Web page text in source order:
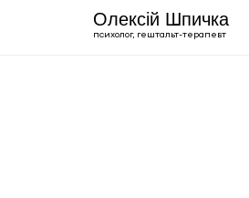
Олексій Шпичка
психолог, гештальт-терапевт